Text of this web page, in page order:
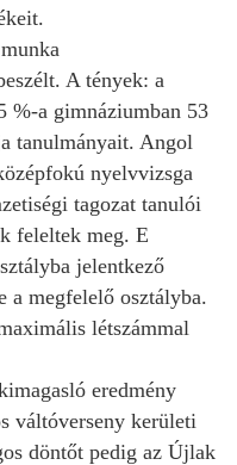
A tények: a
%-a gimnáziumban 53
tanulmányait. Angol
nyelvvizsga
tagozat tanulói
feleltek meg. E
jelentkező
a megfelelő osztályba.
létszámmal
eredmény
váltóverseny kerületi
döntőt pedig az Újlak